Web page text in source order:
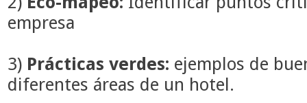
empresa
3) Prácticas verdes: ejemplos de
diferentes áreas de un hotel.